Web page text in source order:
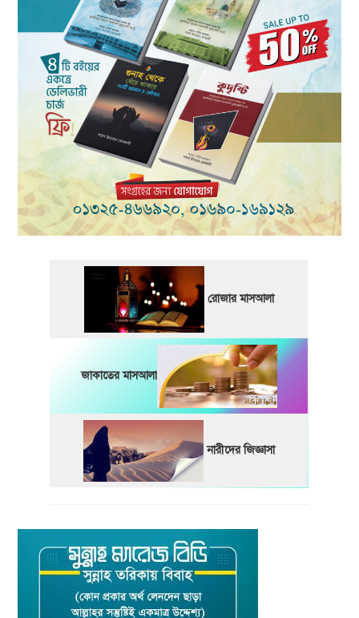
রোজার মাসআলা
জাকাতের মাসআলা
নারীদের জিজ্ঞাসা